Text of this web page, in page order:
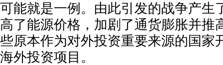
可能就是一例。由此引发的战争产生
高了能源价格，加剧了通货膨胀并推
些原本作为对外投资重要来源的国家
海外投资项目。